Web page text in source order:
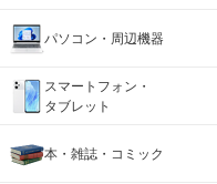
パソコン・周辺機器
スマートフォン・
タブレット
本・雑誌・コミック